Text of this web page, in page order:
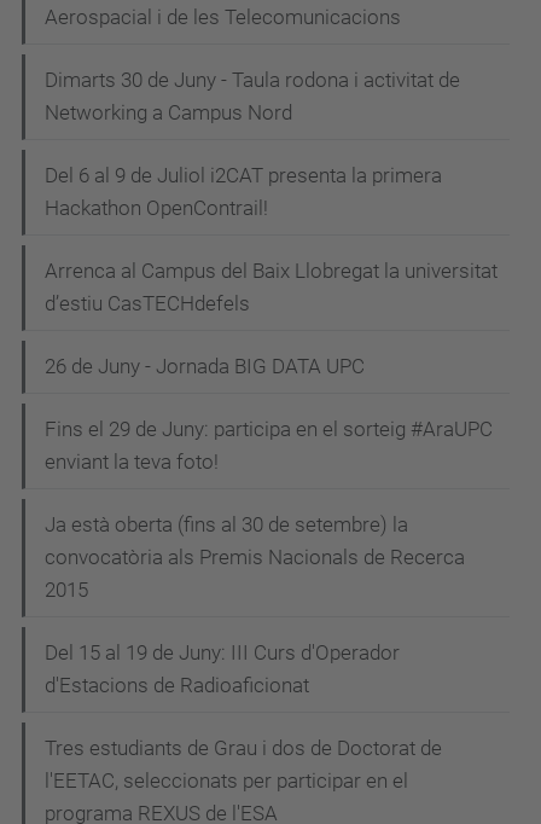
Aerospacial i de les Telecomunicacions
Dimarts 30 de Juny - Taula rodona i activitat de
Networking a Campus Nord
Del 6 al 9 de Juliol i2CAT presenta la primera
Hackathon OpenContrail!
Arrenca al Campus del Baix Llobregat la universitat
d’estiu CasTECHdefels
26 de Juny - Jornada BIG DATA UPC
Fins el 29 de Juny: participa en el sorteig #AraUPC
enviant la teva foto!
Ja està oberta (fins al 30 de setembre) la
convocatòria als Premis Nacionals de Recerca
2015
Del 15 al 19 de Juny: III Curs d'Operador
d'Estacions de Radioaficionat
Tres estudiants de Grau i dos de Doctorat de
l'EETAC, seleccionats per participar en el
programa REXUS de l'ESA